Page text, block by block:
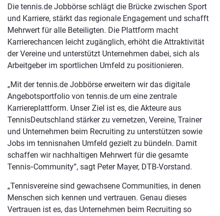
Die tennis.de Jobbörse schlägt die Brücke zwischen Sport
und Karriere, stärkt das regionale Engagement und schafft
Mehrwert für alle Beteiligten. Die Plattform macht
Karrierechancen leicht zugänglich, erhöht die Attraktivität
der Vereine und unterstützt Unternehmen dabei, sich als
Arbeitgeber im sportlichen Umfeld zu positionieren.
„Mit der tennis.de Jobbörse erweitern wir das digitale
Angebotsportfolio von tennis.de um eine zentrale
Karriereplattform. Unser Ziel ist es, die Akteure aus
TennisDeutschland stärker zu vernetzen, Vereine, Trainer
und Unternehmen beim Recruiting zu unterstützen sowie
Jobs im tennisnahen Umfeld gezielt zu bündeln. Damit
schaffen wir nachhaltigen Mehrwert für die gesamte
Tennis‑Community”, sagt Peter Mayer, DTB-Vorstand.
„Tennisvereine sind gewachsene Communities, in denen
Menschen sich kennen und vertrauen. Genau dieses
Vertrauen ist es, das Unternehmen beim Recruiting so